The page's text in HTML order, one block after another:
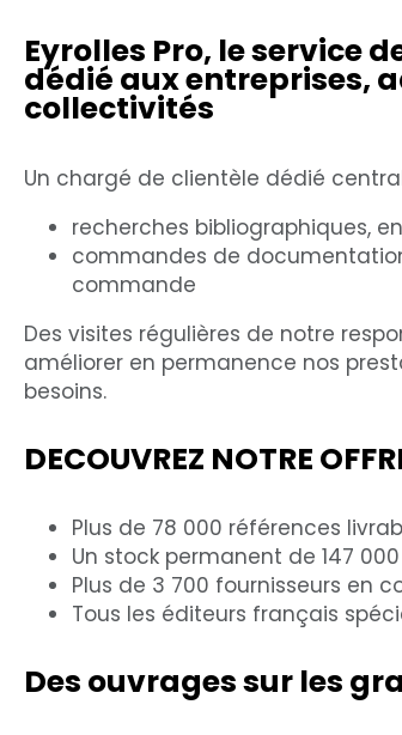
Eyrolles Pro, le service
dédié aux entreprises,
collectivités
Un chargé de clientèle dédié
recherches bibliographiques,
commandes de
commande
Des visites régulières de notre
améliorer en permanence nos
besoins.
DECOUVREZ NOTRE
Plus de 78 000 références
Un stock permanent de 147
Plus de 3 700 fournisseurs en
Tous les éditeurs français
Des ouvrages sur les